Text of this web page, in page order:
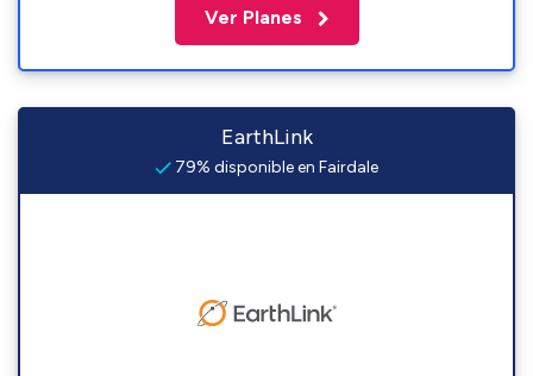
Ver Planes
EarthLink
79% disponible en Fairdale